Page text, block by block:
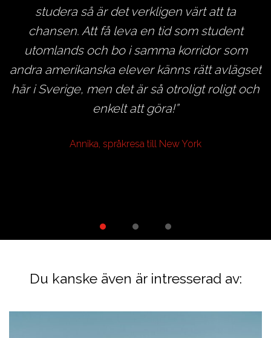
studera så är det verkligen värt att ta
chansen. Att få leva en tid som student
utomlands och bo i samma korridor som
andra amerikanska elever känns rätt avlägset
här i Sverige, men det är så otroligt roligt och
enkelt att göra!
Annika, språkresa till New York
Du kanske även är intresserad av: